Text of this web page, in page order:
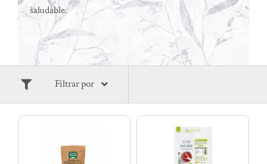
saludable.
Filtrar por